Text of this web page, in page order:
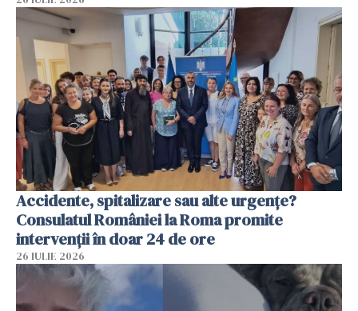
Accidente, spitalizare sau alte urgențe?
Consulatul României la Roma promite
intervenții în doar 24 de ore
26 IULIE 2026